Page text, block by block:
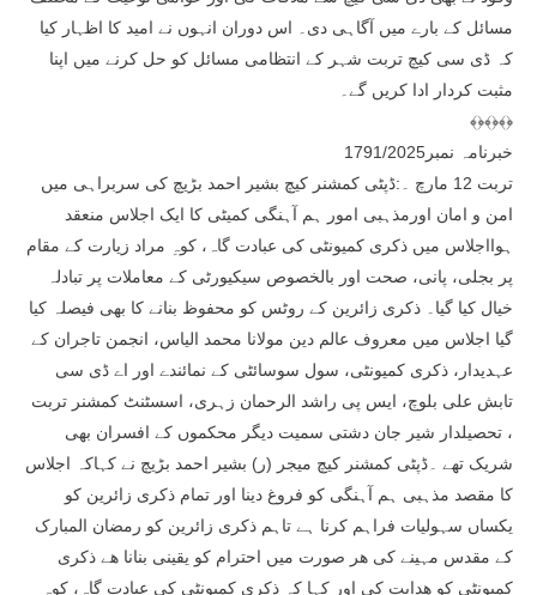
مسائل کے بارے میں آگاہی دی۔ اس دوران انہوں نے امید کا اظہار کیا
کہ ڈی سی کیچ تربت شہر کے انتظامی مسائل کو حل کرنے میں اپنا
مثبت کردار ادا کریں گے۔
﴾﴿﴾﴿﴾﴿
خبرنامہ نمبر1791/2025
تربت 12 مارچ ۔:ڈپٹی کمشنر کیچ بشیر احمد بڑیچ کی سربراہی میں
امن و امان اورمذہبی امور ہم آہنگی کمیٹی کا ایک اجلاس منعقد
ہوااجلاس میں ذکری کمیونٹی کی عبادت گاہ، کوہِ مراد زیارت کے مقام
پر بجلی، پانی، صحت اور بالخصوص سیکیورٹی کے معاملات پر تبادلہ
خیال کیا گیا۔ ذکری زائرین کے روٹس کو محفوظ بنانے کا بھی فیصلہ کیا
گیا اجلاس میں معروف عالم دین مولانا محمد الیاس، انجمن تاجران کے
عہدیدار، ذکری کمیونٹی، سول سوسائٹی کے نمائندے اور اے ڈی سی
تابش علی بلوچ، ایس پی راشد الرحمان زہری، اسسٹنٹ کمشنر تربت
، تحصیلدار شیر جان دشتی سمیت دیگر محکموں کے افسران بھی
شریک تھے ۔ڈپٹی کمشنر کیچ میجر (ر) بشیر احمد بڑیچ نے کہاکہ اجلاس
کا مقصد مذہبی ہم آہنگی کو فروغ دینا اور تمام ذکری زائرین کو
یکساں سہولیات فراہم کرنا ہے تاہم ذکری زائرین کو رمضان المبارک
کے مقدس مہینے کی ھر صورت میں احترام کو یقینی بنانا ھے ذکری
کمیونٹی کو ھدایت کی اور کہا کہ ذکری کمیونٹی کی عبادت گاہ، کوہِ